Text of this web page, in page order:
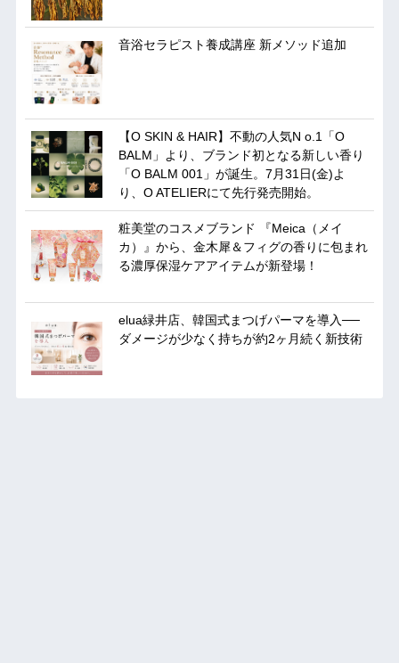
音浴セラピスト養成講座 新メソッド追加
【O SKIN & HAIR】不動の人気N o.1「O
BALM」より、ブランド初となる新しい香り
「O BALM 001」が誕生。7月31日(金)よ
り、O ATELIERにて先行発売開始。
粧美堂のコスメブランド 『Meica（メイ
カ）』から、金木犀＆フィグの香りに包まれ
る濃厚保湿ケアアイテムが新登場！
elua緑井店、韓国式まつげパーマを導入──
ダメージが少なく持ちが約2ヶ月続く新技術